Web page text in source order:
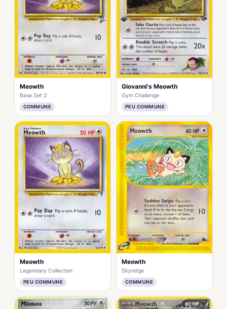
Meowth
Base Set 2
COMMUNE
Giovanni's Meowth
Gym Challenge
PEU COMMUNE
Meowth
Legendary Collection
PEU COMMUNE
Meowth
Skyridge
COMMUNE